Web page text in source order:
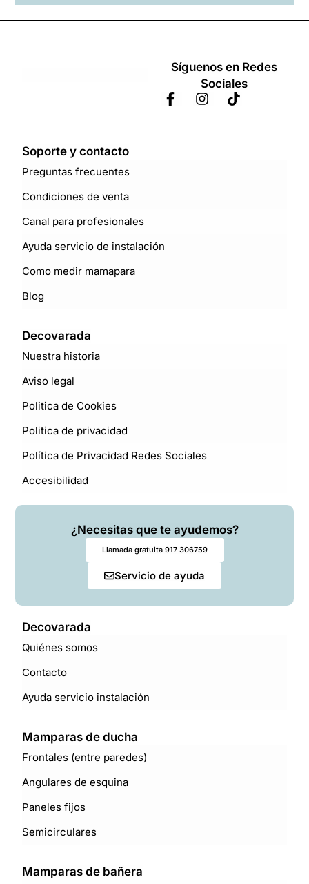
Síguenos en Redes
Sociales
Soporte y contacto
Preguntas frecuentes
Condiciones de venta
Canal para profesionales
Ayuda servicio de instalación
Como medir mamapara
Blog
Decovarada
Nuestra historia
Aviso legal
Politica de Cookies
Politica de privacidad
Política de Privacidad Redes Sociales
Accesibilidad
¿Necesitas que te ayudemos?
Llamada gratuita 917 306759
Servicio de ayuda
Decovarada
Quiénes somos
Contacto
Ayuda servicio instalación
Mamparas de ducha
Frontales (entre paredes)
Angulares de esquina
Paneles fijos
Semicirculares
Mamparas de bañera